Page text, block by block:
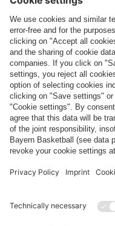
Pagamento e
FC Bayern Store App